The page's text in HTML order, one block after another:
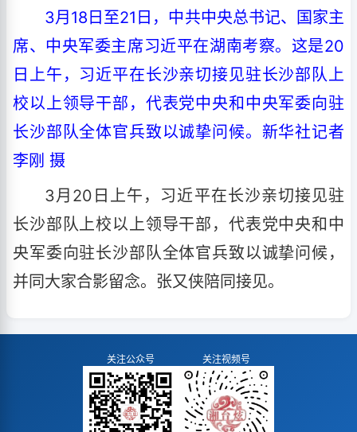
3月18日至21日，中共中央总书记、国家主
席、中央军委主席习近平在湖南考察。这是20
日上午，习近平在长沙亲切接见驻长沙部队上
校以上领导干部，代表党中央和中央军委向驻
长沙部队全体官兵致以诚挚问候。新华社记者
李刚 摄
3月20日上午，习近平在长沙亲切接见驻
长沙部队上校以上领导干部，代表党中央和中
央军委向驻长沙部队全体官兵致以诚挚问候，
并同大家合影留念。张又侠陪同接见。
关注公众号 关注视频号